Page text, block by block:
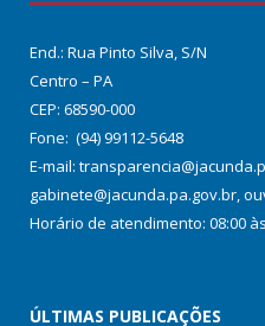
End.: Rua Pinto Silva, S/N
Centro – PA
CEP: 68590-000
Fone: (94) 99112-5648
E-mail:
gabinete@jacunda.pa.gov.br,
Horário de atendimento: 08:00
ÚLTIMAS PUBLICAÇÕES